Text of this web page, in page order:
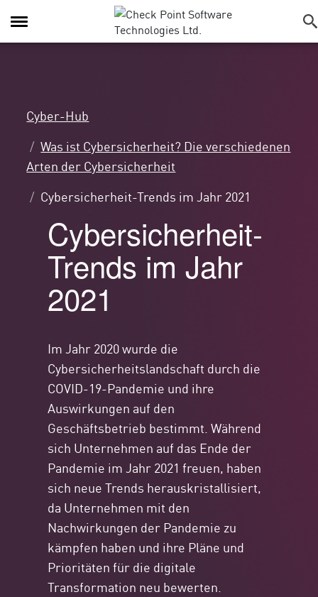
Navigation
umschalten
Cyber-Hub
Was ist Cybersicherheit? Die verschiedenen
Arten der Cybersicherheit
Cybersicherheit-Trends im Jahr 2021
Cybersicherheit-
Trends im Jahr
2021
Im Jahr 2020 wurde die
Cybersicherheitslandschaft durch die
COVID-19-Pandemie und ihre
Auswirkungen auf den
Geschäftsbetrieb bestimmt. Während
sich Unternehmen auf das Ende der
Pandemie im Jahr 2021 freuen, haben
sich neue Trends herauskristallisiert,
da Unternehmen mit den
Nachwirkungen der Pandemie zu
kämpfen haben und ihre Pläne und
Prioritäten für die digitale
Transformation neu bewerten.